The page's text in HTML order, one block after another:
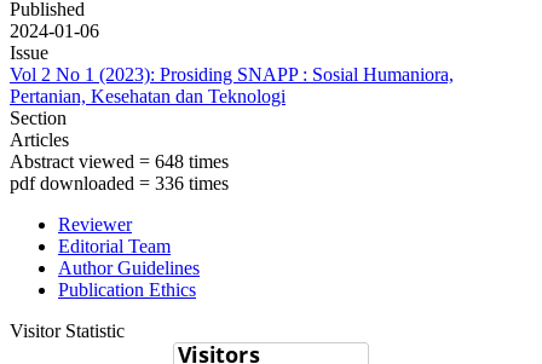
Published
2024-01-06
Issue
Vol 2 No 1 (2023): Prosiding SNAPP : Sosial Humaniora,
Pertanian, Kesehatan dan Teknologi
Section
Articles
Abstract viewed = 648 times
pdf downloaded = 336 times
Reviewer
Editorial Team
Author Guidelines
Publication Ethics
Visitor Statistic